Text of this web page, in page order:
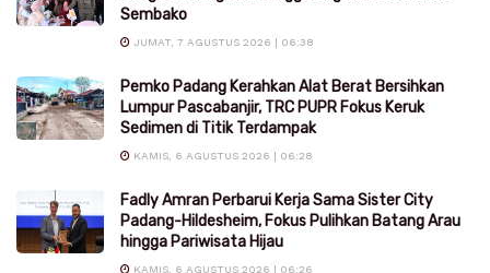
Sembako
JUMAT, 7 AGUSTUS 2026 | 06:38
Pemko Padang Kerahkan Alat Berat Bersihkan
Lumpur Pascabanjir, TRC PUPR Fokus Keruk
Sedimen di Titik Terdampak
KAMIS, 6 AGUSTUS 2026 | 06:28
Fadly Amran Perbarui Kerja Sama Sister City
Padang-Hildesheim, Fokus Pulihkan Batang Arau
hingga Pariwisata Hijau
KAMIS, 6 AGUSTUS 2026 | 06:26